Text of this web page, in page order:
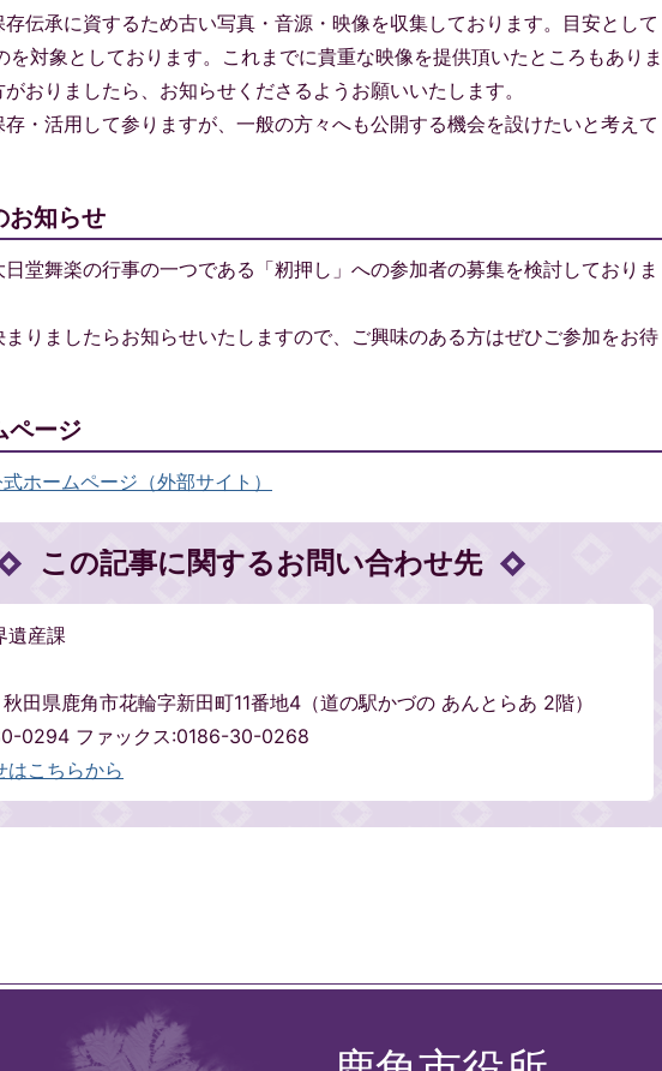
伝承に資するため古い写真・音源・映像を収集しております。目安として
を対象としております。これまでに貴重な映像を提供頂いたところもありま
おりましたら、お知らせくださるようお願いいたします。
・活用して参りますが、一般の方々へも公開する機会を設けたいと考えて
お知らせ
堂舞楽の行事の一つである「籾押し」への参加者の募集を検討しておりま
りましたらお知らせいたしますので、ご興味のある方はぜひご参加をお待
ページ
ホームページ（外部サイト）
この記事に関するお問い合わせ先
遺産課
田県鹿角市花輪字新田町11番地4（道の駅かづの あんとらあ 2階）
0294 ファックス:0186-30-0268
はこちらから